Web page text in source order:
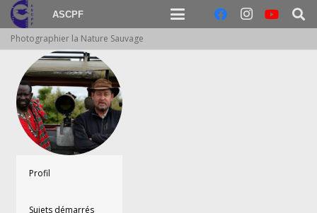
ASCPF
Photographier la Nature Sauvage
Profil
Sujets démarrés